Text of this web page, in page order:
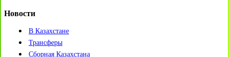
Новости
В Казахстане
Трансферы
Сборная Казахстана